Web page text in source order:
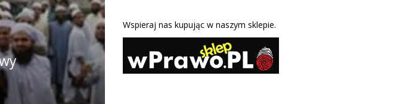
Wspieraj nas kupując w naszym sklepie.